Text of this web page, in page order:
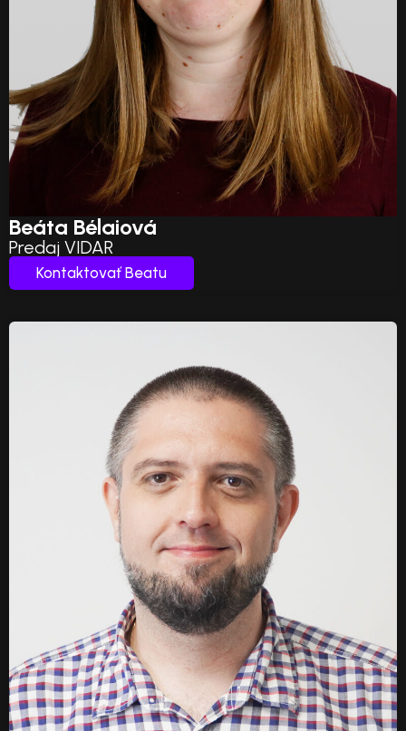
Beáta Bélaiová
Predaj VIDAR
Kontaktovať Beatu